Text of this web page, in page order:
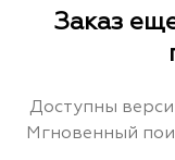
Заказ
Доступны
Мгновенный